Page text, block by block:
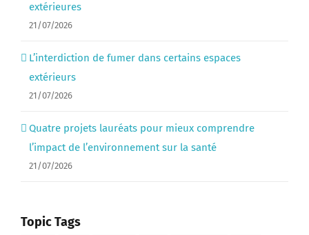
extérieures
21/07/2026
L’interdiction de fumer dans certains espaces
extérieurs
21/07/2026
Quatre projets lauréats pour mieux comprendre
l’impact de l’environnement sur la santé
21/07/2026
Topic Tags